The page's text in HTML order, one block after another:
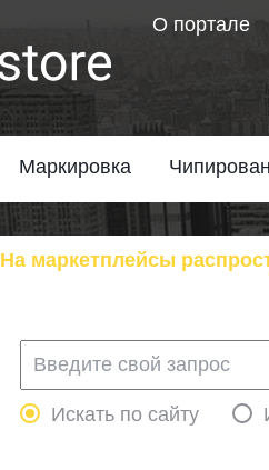
О портале
Маркировка
На маркетплейсы
Искать по сайту